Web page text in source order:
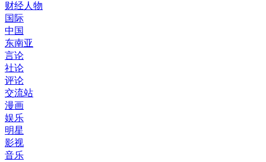
财经人物
国际
中国
东南亚
言论
社论
评论
交流站
漫画
娱乐
明星
影视
音乐